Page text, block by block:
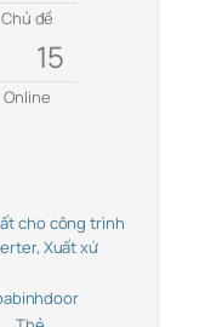
Chủ đề
15
Online
cho công trình
Xuất xứ